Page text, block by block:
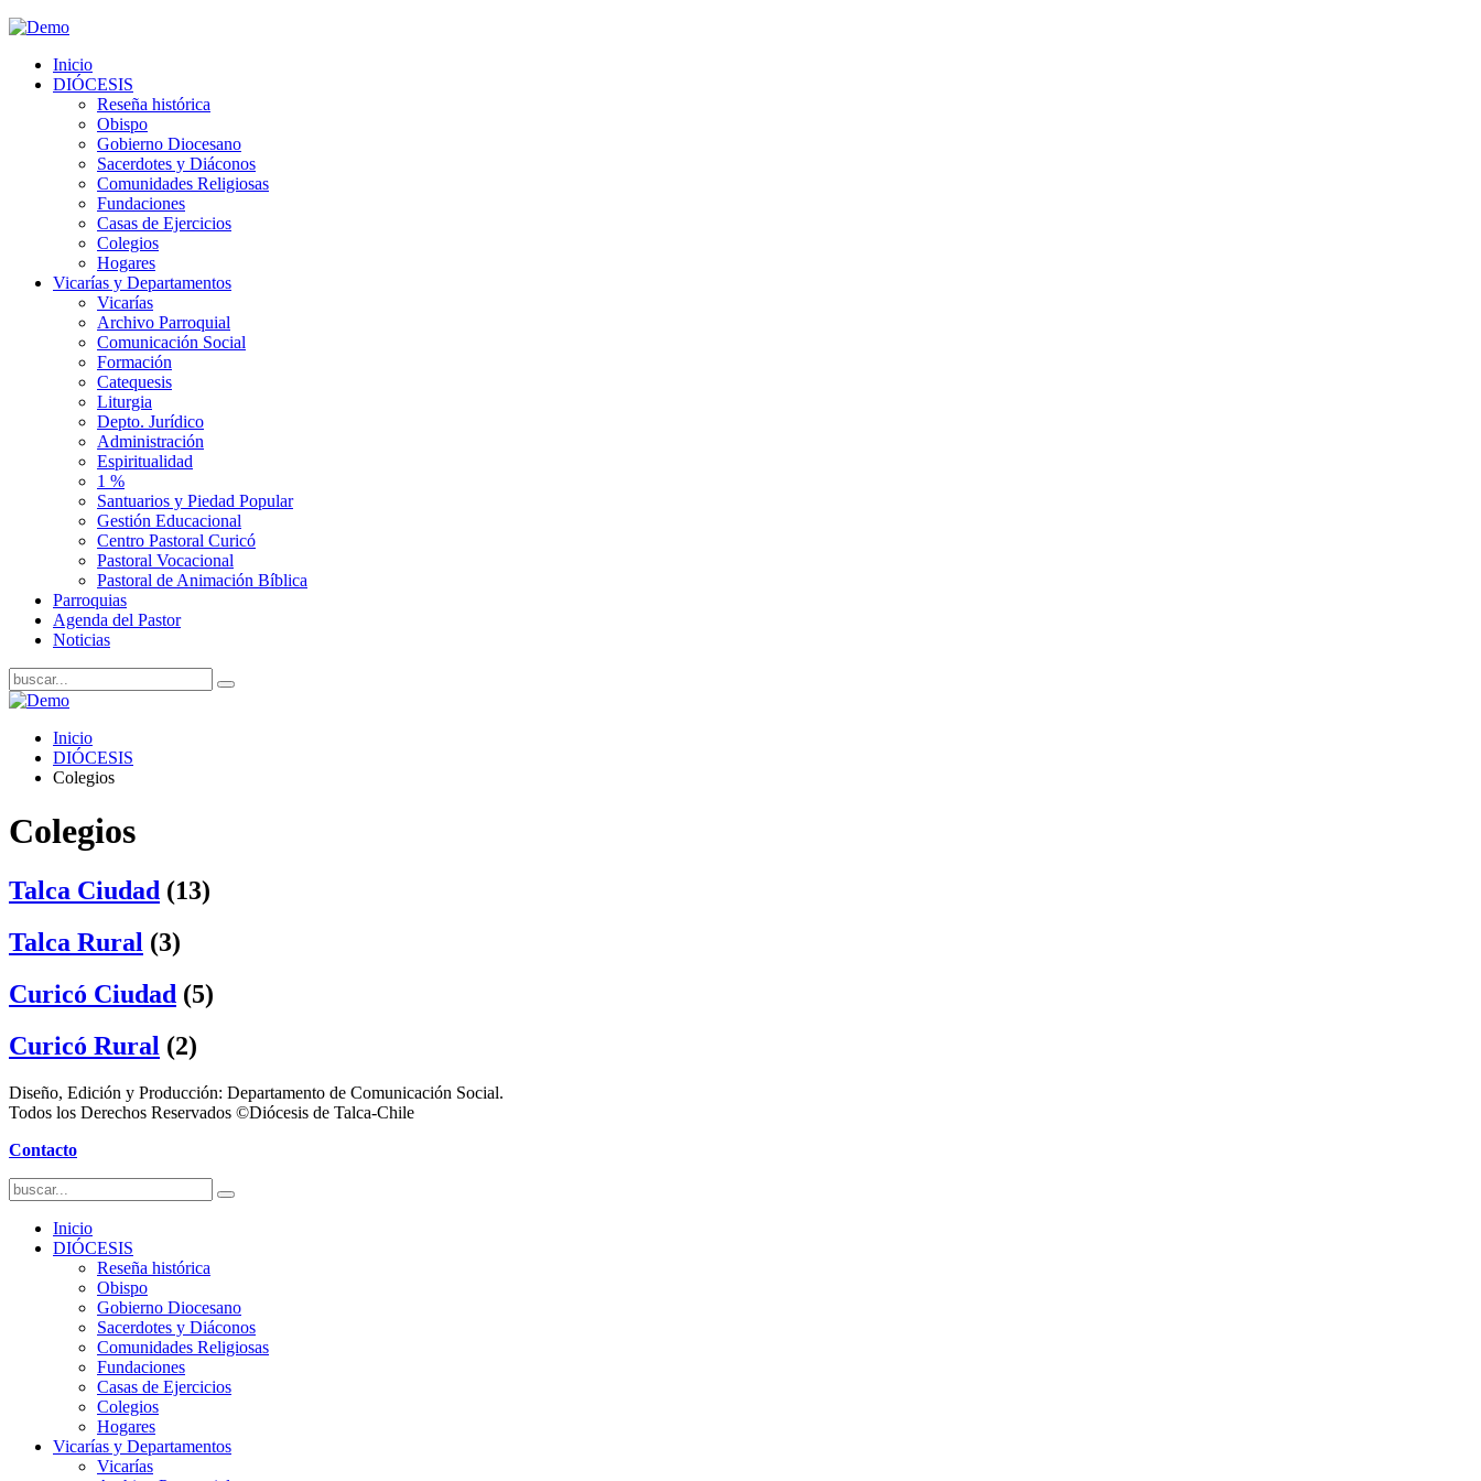
Inicio
DIÓCESIS
Reseña histórica
Obispo
Gobierno Diocesano
Sacerdotes y Diáconos
Comunidades Religiosas
Fundaciones
Casas de Ejercicios
Colegios
Hogares
Vicarías y Departamentos
Vicarías
Archivo Parroquial
Comunicación Social
Formación
Catequesis
Liturgia
Depto. Jurídico
Administración
Espiritualidad
1 %
Santuarios y Piedad Popular
Gestión Educacional
Centro Pastoral Curicó
Pastoral Vocacional
Pastoral de Animación Bíblica
Parroquias
Agenda del Pastor
Noticias
Inicio
DIÓCESIS
Colegios
Colegios
Talca Ciudad (13)
Talca Rural (3)
Curicó Ciudad (5)
Curicó Rural (2)
Diseño, Edición y Producción: Departamento de Comunicación Social.
Todos los Derechos Reservados ©Diócesis de Talca-Chile
Contacto
Inicio
DIÓCESIS
Reseña histórica
Obispo
Gobierno Diocesano
Sacerdotes y Diáconos
Comunidades Religiosas
Fundaciones
Casas de Ejercicios
Colegios
Hogares
Vicarías y Departamentos
Vicarías